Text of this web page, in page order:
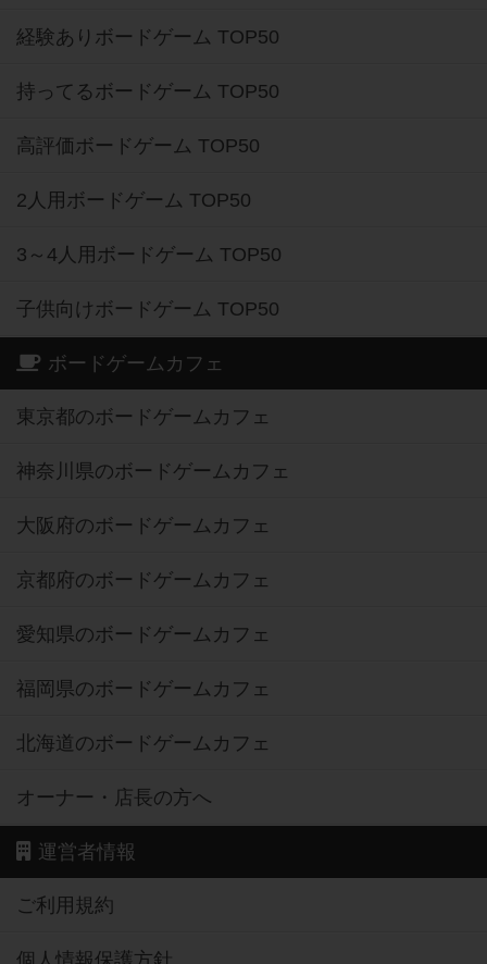
経験ありボードゲーム TOP50
持ってるボードゲーム TOP50
高評価ボードゲーム TOP50
2人用ボードゲーム TOP50
3～4人用ボードゲーム TOP50
子供向けボードゲーム TOP50
ボードゲームカフェ
東京都のボードゲームカフェ
神奈川県のボードゲームカフェ
大阪府のボードゲームカフェ
京都府のボードゲームカフェ
愛知県のボードゲームカフェ
福岡県のボードゲームカフェ
北海道のボードゲームカフェ
オーナー・店長の方へ
運営者情報
ご利用規約